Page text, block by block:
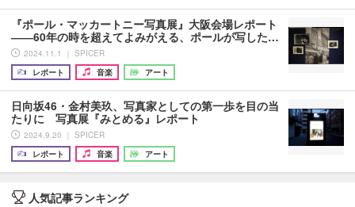
『ポール・マッカートニー写真展』大阪会場レポート
――60年の時を超えてよみがえる、ポールが写した…
2024.11.1 ｜ SPICER
レポート
音楽 アート
日向坂46・金村美玖、写真家としての第一歩を目の当
たりに 写真展『みとめる』レポート
2024.9.20 ｜ SPICER
レポート
音楽 アート
人気記事ランキング